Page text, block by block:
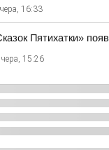
16:33
Пятихатки»
15:26